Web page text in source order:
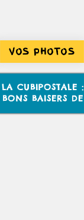
VOS PHOTOS
LA CUBIPOSTALE :
BONS BAISERS DE